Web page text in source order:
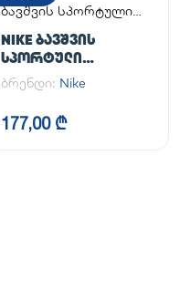
ბავშვის სპორტული
NIKE ᲑᲐᲕᲨᲕᲘᲡ
ᲡᲞᲝᲠᲢᲣᲚᲘ
ᲤᲔᲮᲡᲐᲪᲛᲔᲚᲘ COURT
BOROUGH LOW
RECRAFT (PS)
ბრენდი: Nike
177,00 ₾